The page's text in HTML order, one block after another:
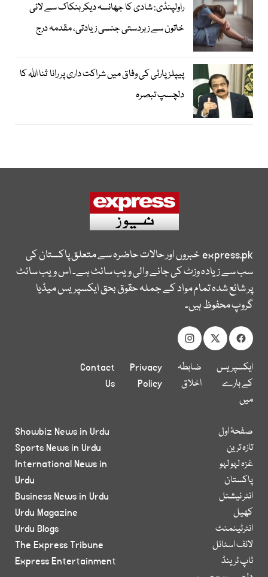
راولپنڈی: شادی کا جھانسہ دیکر بنکاک سے لائی
خاتون سے زبردستی جنسی زیادتی، مقدمہ درج
پیپلز پارٹی کی وفاق میں شراکت داری پر رانا ثنا اللہ کا
دلچسپ تبصرہ
express.pkخبروں اور حالات حاضرہ سے متعلق پاکستان کی
سب سے زیادہ وزٹ کی جانے والی ویب سائٹ ہے۔ اس ویب سائٹ
پر شائع شدہ تمام مواد کے جملہ حقوق بحق ایکسپریس میڈیا
گروپ محفوظ ہیں۔
ایکسپریس
کے بارے
میں
ضابطہ
اخلاق
Privacy
Policy
Contact
Us
صفحۂ اول
تازہ ترین
غزہ لہو لہو
پاکستان
انٹر نیشنل
کھیل
انٹرٹینمنٹ
لائف اسٹائل
ٹاپ ٹرینڈ
Showbiz News in Urdu
Sports News in Urdu
International News in
Urdu
Business News in Urdu
Urdu Magazine
Urdu Blogs
The Express Tribune
Express Entertainment